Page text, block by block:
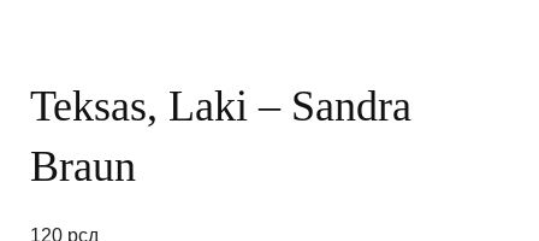
Teksas, Laki – Sandra
Braun
120 рсд